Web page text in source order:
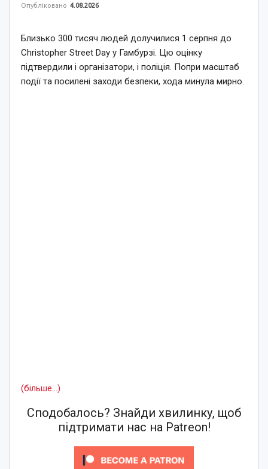
Опубліковано 4.08.2026
Близько 300 тисяч людей долучилися 1 серпня до
Christopher Street Day у Гамбурзі. Цю оцінку
підтвердили і організатори, і поліція. Попри масштаб
події та посилені заходи безпеки, хода минула мирно.
(більше…)
Сподобалось? Знайди хвилинку, щоб
підтримати нас на Patreon!